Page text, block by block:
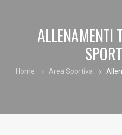
ALLENAMENTI
Home Area Sportiva